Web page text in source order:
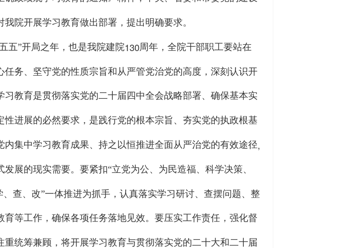
院开展学习教育做出部署，提出明确要求。
五”开局之年，也是我院建院130周年，全院干部职工要站在
任务、坚守党的性质宗旨和从严管党治党的高度，深刻认识开
习教育是贯彻落实党的二十届四中全会战略部署、确保基本实
性进展的必然要求，是践行党的根本宗旨、夯实党的执政根基
内集中学习教育成果、持之以恒推进全面从严治党的有效途径,
展的现实需要。要紧扣“立党为公、为民造福、科学决策、
、查、改”一体推进为抓手，认真落实学习研讨、查摆问题、整
育等工作，确保各项任务落地见效。要压实工作责任，强化督
重统筹兼顾，将开展学习教育与贯彻落实党的二十大和二十届